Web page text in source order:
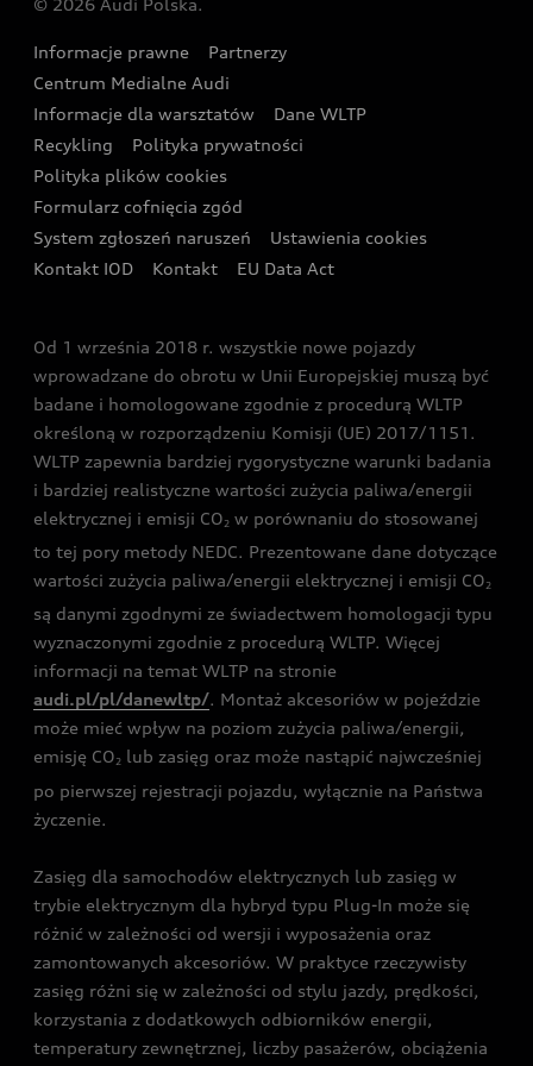
Wyszukaj najbliższego Partnera Audi
Oferta dla przedsiębiorców
Oferta dla klientów prywatnych
Kalkulator rat
Ubezpieczenie
Audi exclusive
Zasięg
Gwarancja
Akcje serwisowe Audi
Katalog online akcesoriów
Audi i Muzeum Sztuki Nowoczesnej w Warszawie
Audi driving experience
Audi quattro Cup
Audi i Puchar Świata w Skokach Narciarskich w
Zakopanem
© 2026 Audi Polska.
Informacje prawne
Partnerzy
Centrum Medialne Audi
Informacje dla warsztatów
Dane WLTP
Recykling
Polityka prywatności
Polityka plików cookies
Formularz cofnięcia zgód
System zgłoszeń naruszeń
Ustawienia cookies
Kontakt IOD
Kontakt EU Data Act
Od 1 września 2018 r. wszystkie nowe pojazdy
wprowadzane do obrotu w Unii Europejskiej muszą być
badane i homologowane zgodnie z procedurą WLTP
określoną w rozporządzeniu Komisji (UE) 2017/1151.
WLTP zapewnia bardziej rygorystyczne warunki badania
i bardziej realistyczne wartości zużycia paliwa/energii
elektrycznej i emisji CO2 w porównaniu do stosowanej
to tej pory metody NEDC. Prezentowane dane dotyczące
wartości zużycia paliwa/energii elektrycznej i emisji CO2
są danymi zgodnymi ze świadectwem homologacji typu
wyznaczonymi zgodnie z procedurą WLTP. Więcej
informacji na temat WLTP na stronie
audi.pl/pl/danewltp/. Montaż akcesoriów w pojeździe
może mieć wpływ na poziom zużycia paliwa/energii,
emisję CO2 lub zasięg oraz może nastąpić najwcześniej
po pierwszej rejestracji pojazdu, wyłącznie na Państwa
życzenie.
Zasięg dla samochodów elektrycznych lub zasięg w
trybie elektrycznym dla hybryd typu Plug-In może się
różnić w zależności od wersji i wyposażenia oraz
zamontowanych akcesoriów. W praktyce rzeczywisty
zasięg różni się w zależności od stylu jazdy, prędkości,
korzystania z dodatkowych odbiorników energii,
temperatury zewnętrznej, liczby pasażerów, obciążenia